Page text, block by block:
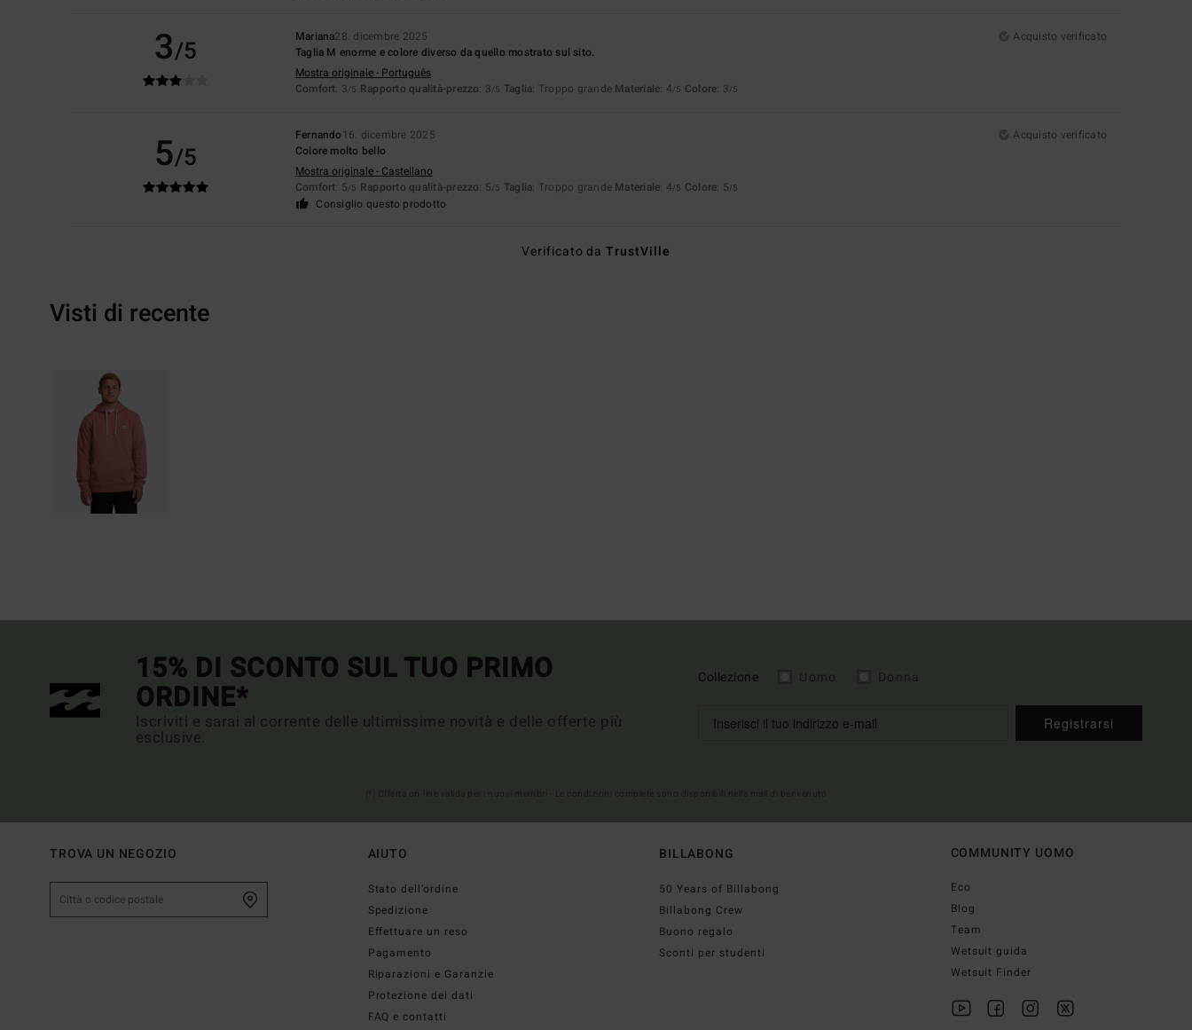
3/5 Mariana28. dicembre 2025
Acquisto verificato
Taglia M enorme e colore diverso da quello mostrato sul sito.
Mostra originale - Português
Comfort: 3/5 Rapporto qualità-prezzo: 3/5 Taglia: Troppo grande Materiale: 4/5 Colore: 3/5
5/5
Fernando 16. dicembre 2025
Acquisto verificato
Colore molto bello
Mostra originale - Castellano
Comfort: 5/5 Rapporto qualità-prezzo: 5/5 Taglia: Troppo grande Materiale: 4/5 Colore: 5/5
Consiglio questo prodotto
Verificato daTrustVille
Visti di recente
15% DI SCONTO SUL TUO PRIMO
ORDINE*
Iscriviti e sarai al corrente delle ultimissime novità e delle offerte più
esclusive.
Collezione
Registrarsi
TROVA UN NEGOZIO AIUTO
Stato dell’ordine
Spedizione
Effettuare un reso
Pagamento
Riparazioni e Garanzie
Protezione dei dati
FAQ e contatti
BILLABONG
50 Years of Billabong
Billabong Crew
Buono regalo
Sconti per studenti
COMMUNITY UOMO
Eco
Blog
Team
Wetsuit guida
Wetsuit Finder